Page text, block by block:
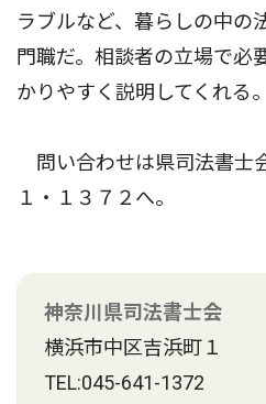
ラブルなど、暮らしの中の
門職だ。相談者の立場で必
かりやすく説明してくれる。
問い合わせは県司法書士
１・１３７２へ。
神奈川県司法書士会
横浜市中区吉浜町１
TEL:045-641-1372